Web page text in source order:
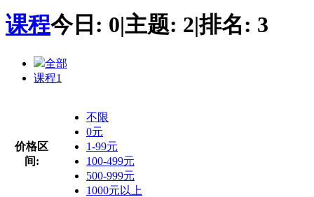
课程今日: 0|主题: 2|排名: 3
全部
课程1
价格区
间:
不限
0元
1-99元
100-499元
500-999元
1000元以上